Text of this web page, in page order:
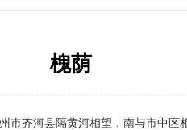
槐荫
市齐河县隔黄河相望，南与市中区